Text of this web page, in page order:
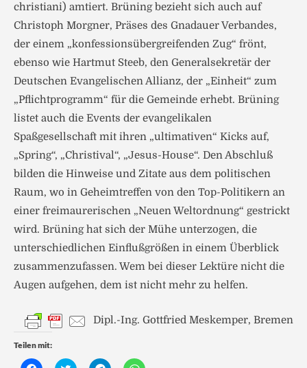
christiani) amtiert. Brüning bezieht sich auch auf
Christoph Morgner, Präses des Gnadauer Verbandes,
der einem „konfessionsübergreifenden Zug“ frönt,
ebenso wie Hartmut Steeb, den Generalsekretär der
Deutschen Evangelischen Allianz, der „Einheit“ zum
„Pflichtprogramm“ für die Gemeinde erhebt. Brüning
listet auch die Events der evangelikalen
Spaßgesellschaft mit ihren „ultimativen“ Kicks auf,
„Spring“, „Christival“, „Jesus-House“. Den Abschluß
bilden die Hinweise und Zitate aus dem politischen
Raum, wo in Geheimtreffen von den Top-Politikern an
einer freimaurerischen „Neuen Weltordnung“ gestrickt
wird. Brüning hat sich der Mühe unterzogen, die
unterschiedlichen Einflußgrößen in einem Überblick
zusammenzufassen. Wem bei dieser Lektüre nicht die
Augen aufgehen, dem ist nicht mehr zu helfen.
Dipl.-Ing. Gottfried Meskemper, Bremen
Teilen mit: